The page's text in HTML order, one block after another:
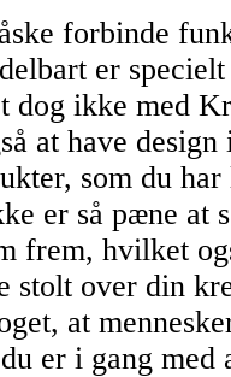
forbinde
er
dog ikke med
at have
som du
er så pæne at
frem, hvilket
stolt over din
at
er i gang